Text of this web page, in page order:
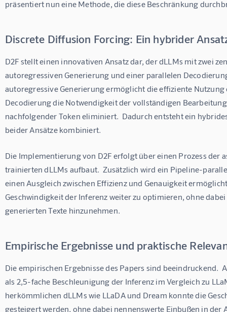
präsentiert nun eine Methode, die diese Beschränkung
Discrete Diffusion Forcing: Ein hybrider
D2F stellt einen innovativen Ansatz dar, der dLLMs mit zwei
autoregressiven Generierung und einer parallelen
autoregressive Generierung ermöglicht die effiziente
Decodierung die Notwendigkeit der vollständigen
nachfolgender Token eliminiert.  Dadurch entsteht ein
beider Ansätze kombiniert.
Die Implementierung von D2F erfolgt über einen Prozess
trainierten dLLMs aufbaut.  Zusätzlich wird ein Pipeline-
einen Ausgleich zwischen Effizienz und Genauigkeit
Geschwindigkeit der Inferenz weiter zu optimieren, ohne
generierten Texte hinzunehmen.
Empirische Ergebnisse und praktische
Die empirischen Ergebnisse des Papers sind beeindruckend.
als 2,5-fache Beschleunigung der Inferenz im Vergleich zu
herkömmlichen dLLMs wie LLaDA und Dream konnte die
gesteigert werden, ohne dabei nennenswerte Einbußen in